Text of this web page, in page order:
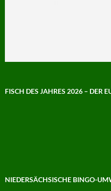
FISCH DES JAHRES 2026 – DER
NIEDERSÄCHSISCHE BINGO-